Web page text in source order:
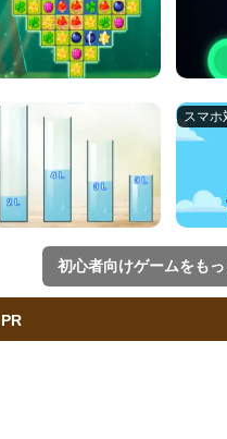
初心者向けゲームをも
PR